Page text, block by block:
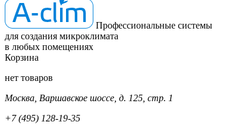
Профессиональные системы
для создания микроклимата
в любых помещениях
Корзина
нет товаров
Москва, Варшавское шоссе, д. 125, стр. 1
+7 (495) 128-19-35